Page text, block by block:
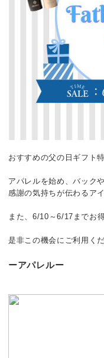
おすすめの父の日ギフト
アパレルを始め、バック
感謝の気持ちが伝わるア
また、6/10～6/17までお
是非この機会にご利用く
ーアパレルー